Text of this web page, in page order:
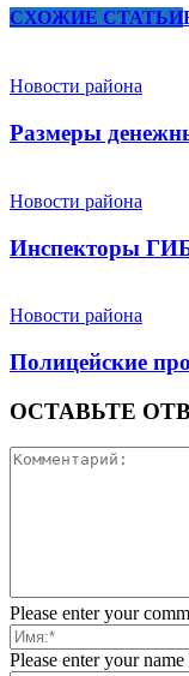
СХОЖИЕ СТАТЬИ
Новости района
Размеры
Новости района
Инспекторы
Новости района
Полицейские
ОСТАВЬТЕ
Please enter your
Please enter your name